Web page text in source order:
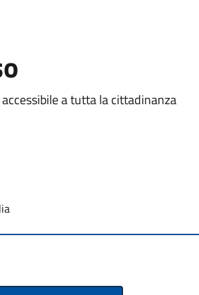
a tutta la cittadinanza